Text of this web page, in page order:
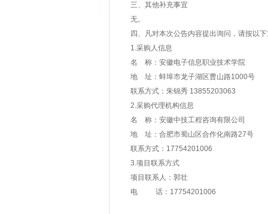
三、其他补充事宜
无。
四、凡对本次公告内容提出询问，请按以
1.采购人信息
名 称：安徽电子信息职业技术学院
地 址：蚌埠市龙子湖区曹山路1000号
联系方式：朱锦秀 13855203063
2.采购代理机构信息
名 称：安徽中技工程咨询有限公司
地 址：合肥市蜀山区合作化南路27号
联系方式：17754201006
3.项目联系方式
项目联系人：郭壮
电 话：17754201006